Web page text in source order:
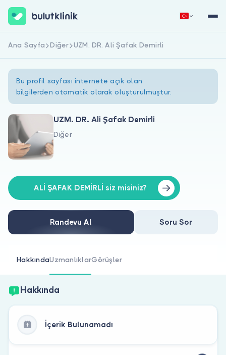
Hakkımızda
Doktorlar için
Doktor musunuz?
Hemen Kaydol Giriş Yap
Ana Sayfa Diğer UZM. DR. Ali Şafak Demirli
Bu profil sayfası internete açık olan
bilgilerden otomatik olarak oluşturulmuştur.
UZM. DR. Ali Şafak Demirli
Diğer
ALİ ŞAFAK DEMİRLİ siz misiniz?
Randevu Al Soru Sor
HakkındaUzmanlıklarGörüşler
Hakkında
İçerik Bulunamadı